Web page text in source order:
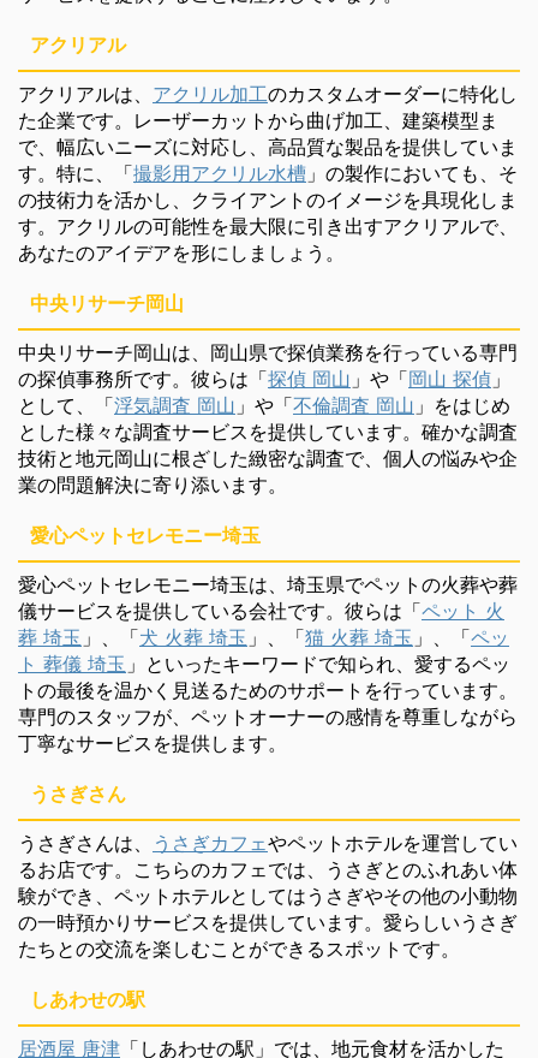
アクリアル
アクリアルは、 アクリル加工のカスタムオーダーに特化し
た企業です。レーザーカットから曲げ加工、建築模型ま
で、幅広いニーズに対応し、高品質な製品を提供していま
す。特に、「撮影用アクリル水槽 」の製作においても、そ
の技術力を活かし、クライアントのイメージを具現化しま
す。アクリルの可能性を最大限に引き出すアクリアルで、
あなたのアイデアを形にしましょう。
中央リサーチ岡山
中央リサーチ岡山は、岡山県で探偵業務を行っている専門
の探偵事務所です。彼らは「探偵 岡山 」や「岡山 探偵 」
として、「浮気調査 岡山 」や「不倫調査 岡山 」をはじめ
とした様々な調査サービスを提供しています。確かな調査
技術と地元岡山に根ざした緻密な調査で、個人の悩みや企
業の問題解決に寄り添います。
愛心ペットセレモニー埼玉
愛心ペットセレモニー埼玉は、埼玉県でペットの火葬や葬
儀サービスを提供している会社です。彼らは「ペット 火
葬 埼玉 」、「犬 火葬 埼玉 」、「猫 火葬 埼玉 」、「ペッ
ト 葬儀 埼玉 」といったキーワードで知られ、愛するペッ
トの最後を温かく見送るためのサポートを行っています。
専門のスタッフが、ペットオーナーの感情を尊重しながら
丁寧なサービスを提供します。
うさぎさん
うさぎさんは、 うさぎカフェやペットホテルを運営してい
るお店です。こちらのカフェでは、うさぎとのふれあい体
験ができ、ペットホテルとしてはうさぎやその他の小動物
の一時預かりサービスを提供しています。愛らしいうさぎ
たちとの交流を楽しむことができるスポットです。
しあわせの駅
居酒屋 唐津 「しあわせの駅」では、地元食材を活かした